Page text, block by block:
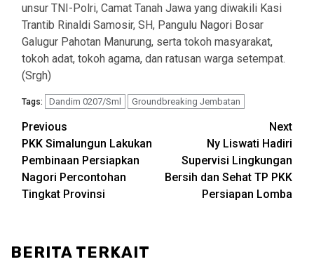
unsur TNI-Polri, Camat Tanah Jawa yang diwakili Kasi
Trantib Rinaldi Samosir, SH, Pangulu Nagori Bosar
Galugur Pahotan Manurung, serta tokoh masyarakat,
tokoh adat, tokoh agama, dan ratusan warga setempat.
(Srgh)
Tags: Dandim 0207/Sml Groundbreaking Jembatan
Post
navigation
Previous
PKK Simalungun Lakukan
Pembinaan Persiapkan
Nagori Percontohan
Tingkat Provinsi
Next
Ny Liswati Hadiri
Supervisi Lingkungan
Bersih dan Sehat TP PKK
Persiapan Lomba
BERITA TERKAIT